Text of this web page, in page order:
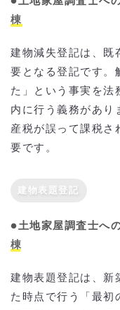
棟
建物減失登記は、既
要となる登記です。
た」という事実を法
内に行う義務があり
産税が誤って課税さ
要です。
建物表題登記
●土地家屋調査士へ
棟
建物表題登記は、新
た時点で行う「最初